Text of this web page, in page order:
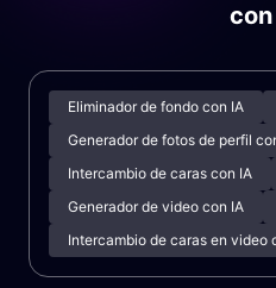
Eliminador de fondo con IA
Generador de fotos de perfil
Intercambio de caras con IA
Generador de video con IA
Intercambio de caras en video